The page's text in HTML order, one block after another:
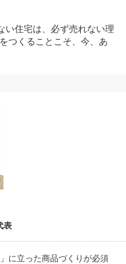
い住宅は、必ず売れない理
つくることこそ、今、あ
表
に立った商品づくりが必須